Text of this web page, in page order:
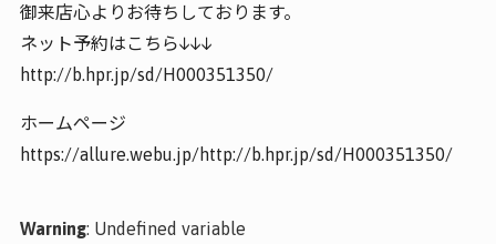
御来店心よりお待ちしております。
ネット予約はこちら↓↓↓
http://b.hpr.jp/sd/H000351350/
ホームページ
https://allure.webu.jp/http://b.hpr.jp/sd/H000351350/
Warning: Undefined variable